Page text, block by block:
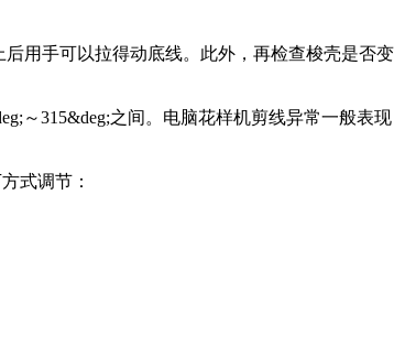
用手可以拉得动底线。此外，再检查梭壳是否变
～315&deg;之间。电脑花样机剪线异常一般表现
式调节：